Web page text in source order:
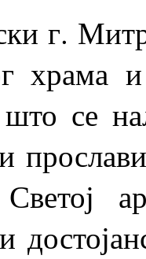
г.
храма
што се